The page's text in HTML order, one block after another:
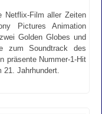
Netflix-Film aller Zeiten
Pictures Animation
Golden Globes und
zum Soundtrack des
präsente Nummer-1-Hit
Jahrhundert.